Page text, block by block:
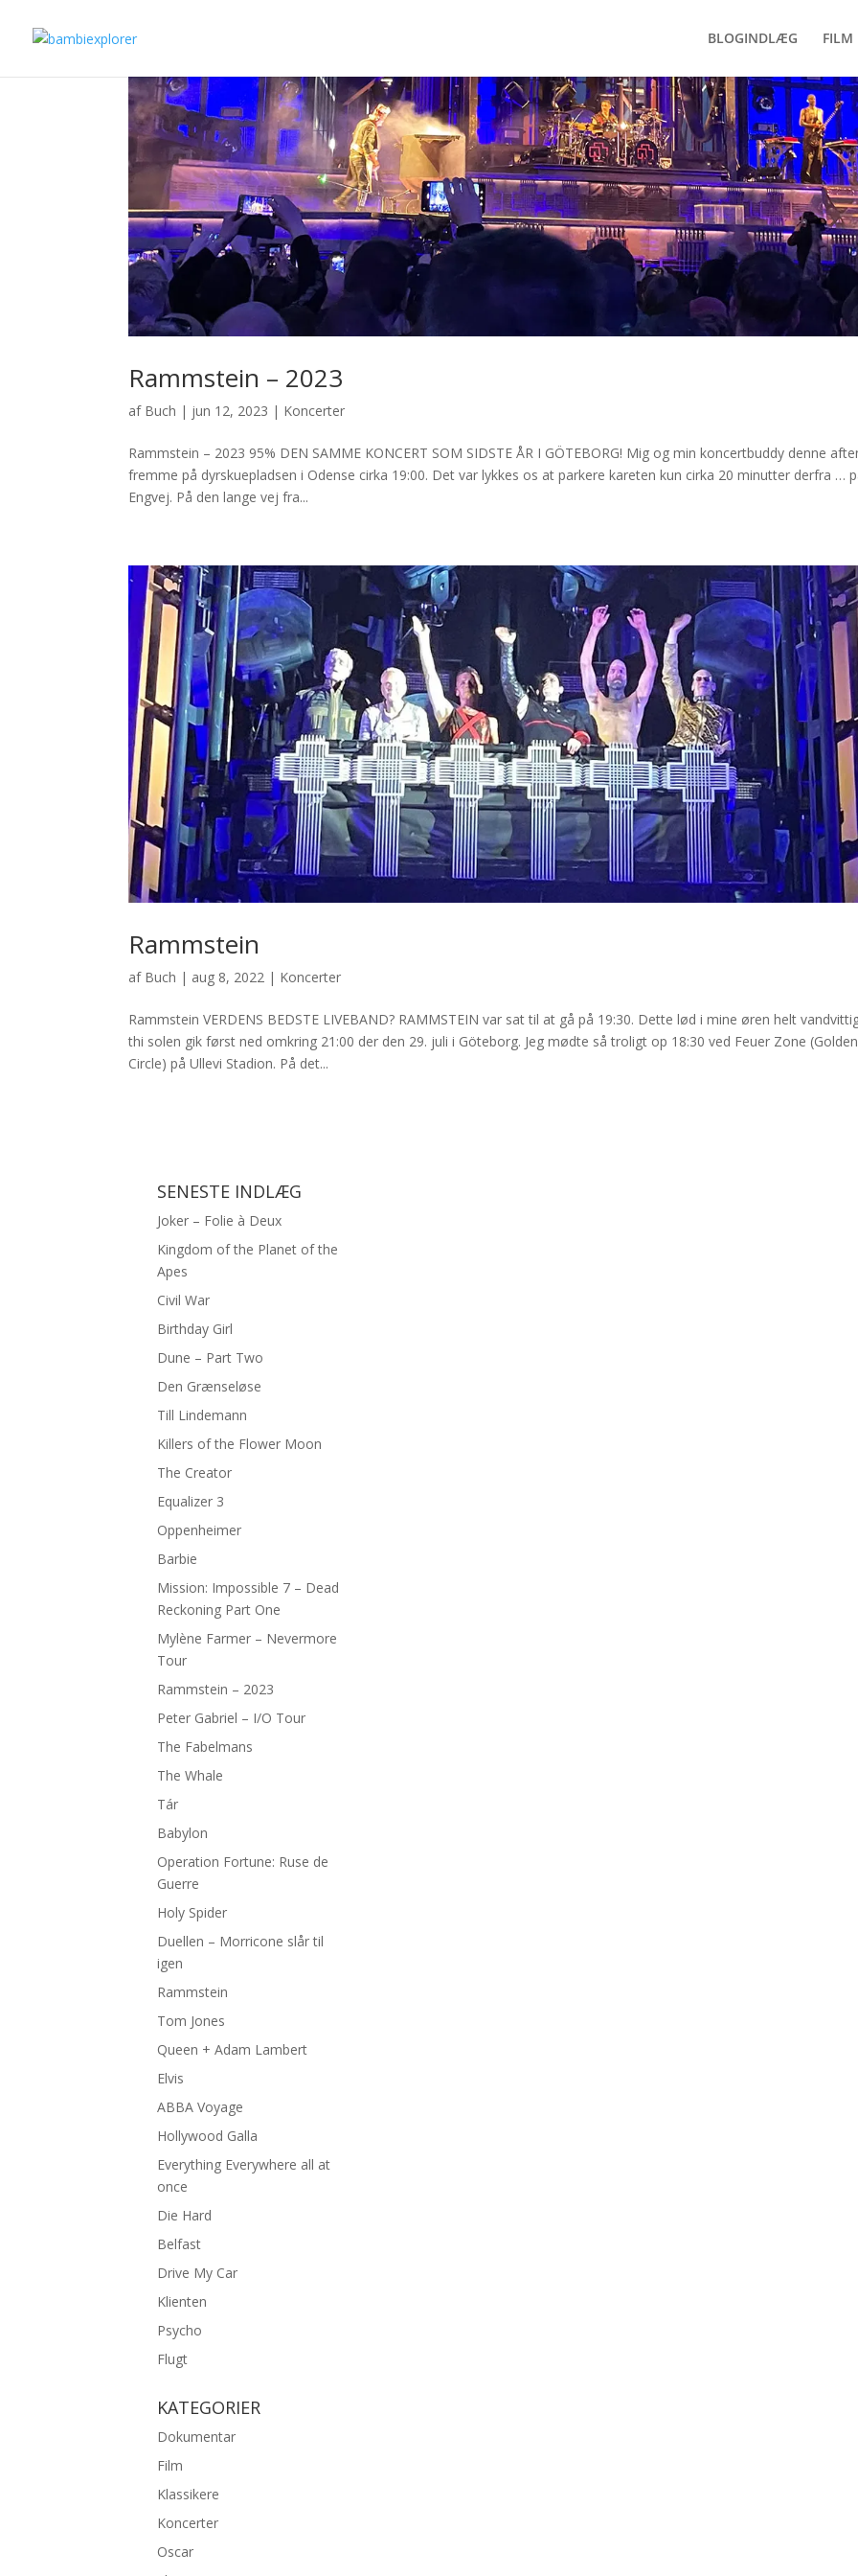
BLOGINDLÆG FILM
Rammstein – 2023
af Buch | jun 12, 2023 | Koncerter
Rammstein – 2023 95% DEN SAMME KONCERT SOM SIDSTE ÅR I GÖTEBORG! Mig og min koncertbuddy denne
fremme på dyrskuepladsen i Odense cirka 19:00. Det var lykkes os at parkere kareten kun cirka 20 minutter derfra …
Engvej. På den lange vej fra...
Rammstein
af Buch | aug 8, 2022 | Koncerter
Rammstein VERDENS BEDSTE LIVEBAND? RAMMSTEIN var sat til at gå på 19:30. Dette lød i mine øren helt
thi solen gik først ned omkring 21:00 der den 29. juli i Göteborg. Jeg mødte så troligt op 18:30 ved Feuer Zone (Golden
Circle) på Ullevi Stadion. På det...
SENESTE INDLÆG
Joker – Folie à Deux
Kingdom of the Planet of the
Apes
Civil War
Birthday Girl
Dune – Part Two
Den Grænseløse
Till Lindemann
Killers of the Flower Moon
The Creator
Equalizer 3
Oppenheimer
Barbie
Mission: Impossible 7 – Dead
Reckoning Part One
Mylène Farmer – Nevermore
Tour
Rammstein – 2023
Peter Gabriel – I/O Tour
The Fabelmans
The Whale
Tár
Babylon
Operation Fortune: Ruse de
Guerre
Holy Spider
Duellen – Morricone slår til
igen
Rammstein
Tom Jones
Queen + Adam Lambert
Elvis
ABBA Voyage
Hollywood Galla
Everything Everywhere all at
once
Die Hard
Belfast
Drive My Car
Klienten
Psycho
Flugt
KATEGORIER
Dokumentar
Film
Klassikere
Koncerter
Oscar